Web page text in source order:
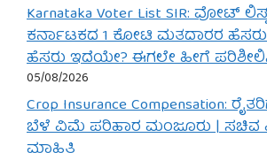
Karnataka Voter List SIR: ವೋಟ್
ಕರ್ನಾಟಕದ 1 ಕೋಟಿ ಮತದಾರರ
ಹೆಸರು ಇದೆಯೇ? ಈಗಲೇ ಹೀಗೆ
05/08/2026
Crop Insurance Compensation:
ಬೆಳೆ ವಿಮೆ ಪರಿಹಾರ ಮಂಜೂರು | ಸಚಿವ